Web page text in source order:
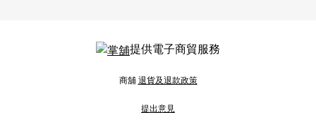
提供電子商貿服務
商舖退貨及退款政策
提出意見